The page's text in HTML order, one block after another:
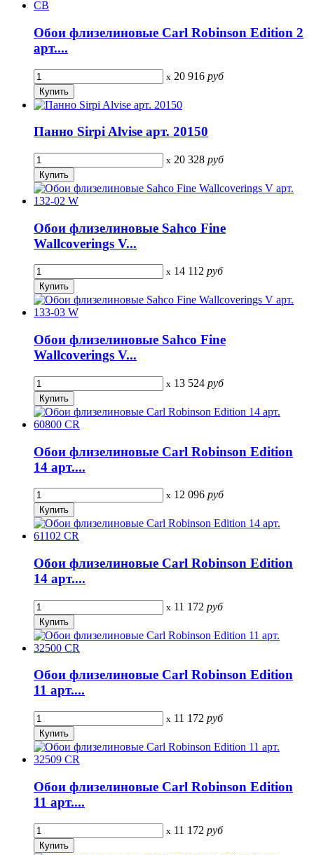
Обои флизелиновые Carl Robinson Edition 2
арт....
x 20 916 руб
Панно Sirpi Alvise арт. 20150
x 20 328 руб
Обои флизелиновые Sahco Fine
Wallcoverings V...
x 14 112 руб
Обои флизелиновые Sahco Fine
Wallcoverings V...
x 13 524 руб
Обои флизелиновые Carl Robinson Edition
14 арт....
x 12 096 руб
Обои флизелиновые Carl Robinson Edition
14 арт....
x 11 172 руб
Обои флизелиновые Carl Robinson Edition
11 арт....
x 11 172 руб
Обои флизелиновые Carl Robinson Edition
11 арт....
x 11 172 руб